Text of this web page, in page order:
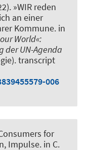
»WIR reden
an einer
Kommune. in
World«:
der UN-Agenda
transcript
006
for
Impulse. in C.